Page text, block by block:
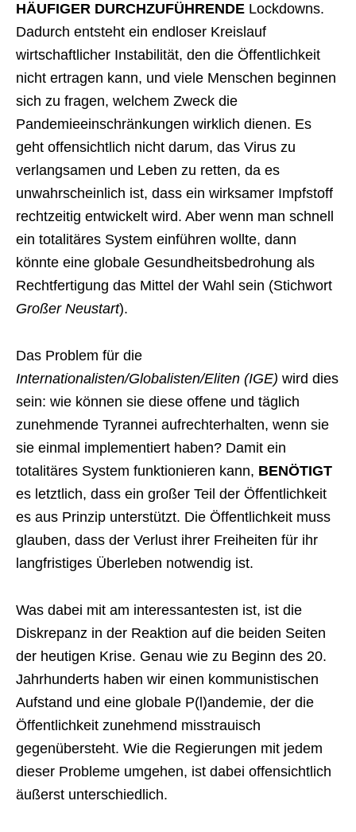
HÄUFIGER DURCHZUFÜHRENDE Lockdowns.
Dadurch entsteht ein endloser Kreislauf
wirtschaftlicher Instabilität, den die Öffentlichkeit
nicht ertragen kann, und viele Menschen beginnen
sich zu fragen, welchem Zweck die
Pandemieeinschränkungen wirklich dienen. Es
geht offensichtlich nicht darum, das Virus zu
verlangsamen und Leben zu retten, da es
unwahrscheinlich ist, dass ein wirksamer Impfstoff
rechtzeitig entwickelt wird. Aber wenn man schnell
ein totalitäres System einführen wollte, dann
könnte eine globale Gesundheitsbedrohung als
Rechtfertigung das Mittel der Wahl sein (Stichwort
Großer Neustart).
Das Problem für die
Internationalisten/Globalisten/Eliten (IGE) wird dies
sein: wie können sie diese offene und täglich
zunehmende Tyrannei aufrechterhalten, wenn sie
sie einmal implementiert haben? Damit ein
totalitäres System funktionieren kann, BENÖTIGT
es letztlich, dass ein großer Teil der Öffentlichkeit
es aus Prinzip unterstützt. Die Öffentlichkeit muss
glauben, dass der Verlust ihrer Freiheiten für ihr
langfristiges Überleben notwendig ist.
Was dabei mit am interessantesten ist, ist die
Diskrepanz in der Reaktion auf die beiden Seiten
der heutigen Krise. Genau wie zu Beginn des 20.
Jahrhunderts haben wir einen kommunistischen
Aufstand und eine globale P(l)andemie, der die
Öffentlichkeit zunehmend misstrauisch
gegenübersteht. Wie die Regierungen mit jedem
dieser Probleme umgehen, ist dabei offensichtlich
äußerst unterschiedlich.